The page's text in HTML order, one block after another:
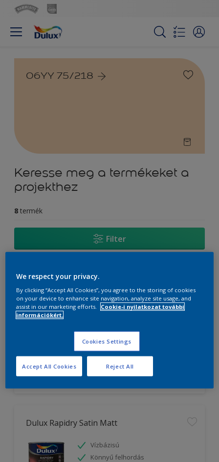
06YY 75/218
Keresse meg a termékeket a
projekthez
8 termék
Filter
Dulux Resist Satin
Könnyű felhordás
Hosszantartó védelem
Dulux Rapidry Satin Matt
Vízbázisú
Könnyű felhordás
We respect your privacy.
By clicking “Accept All Cookies”, you agree to the storing of cookies
on your device to enhance site navigation, analyze site usage, and
assist in our marketing efforts.
Cookie-i nyilatkozat további
információkért.
Cookies Settings
Reject All
Accept All Cookies